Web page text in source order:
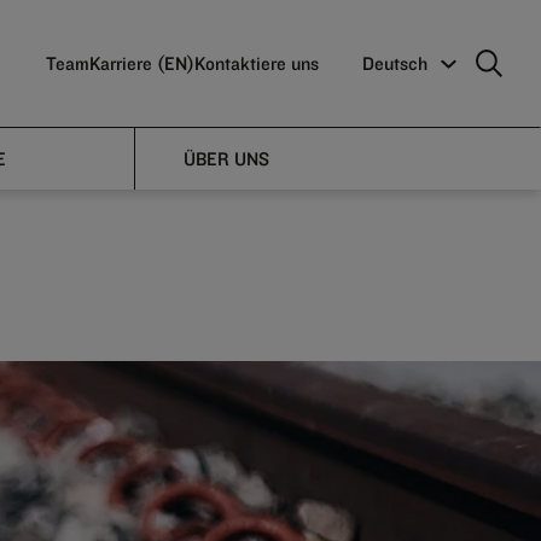
TeamKarriere (EN)Kontaktiere uns Deutsch
ÜBER UNS